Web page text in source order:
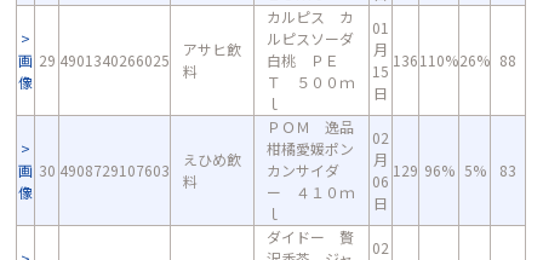
画
像
29 4901340266025
アサヒ飲
料
カルピス カ
ルピスソーダ
白桃 ＰＥ
Ｔ ５００ｍ
ｌ
01
月
15
日
136110%26% 88
画
像
30 4908729107603
えひめ飲
料
ＰＯＭ 逸品
柑橘愛媛ポン
カンサイダ
ー ４１０ｍ
ｌ
02
月
06
日
129 96% 5% 83
ダイドー 贅
02